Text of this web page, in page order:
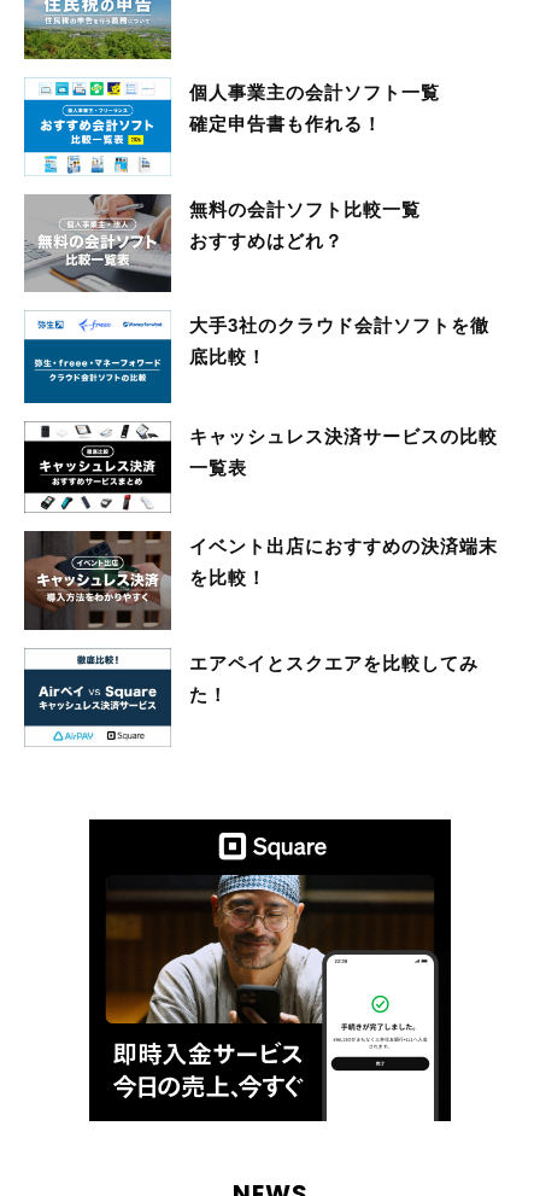
個人事業主の会計ソフト一覧
確定申告書も作れる！
無料の会計ソフト比較一覧
おすすめはどれ？
大手3社のクラウド会計ソフトを徹
底比較！
キャッシュレス決済サービスの比較
一覧表
イベント出店におすすめの決済端末
を比較！
エアペイとスクエアを比較してみ
た！